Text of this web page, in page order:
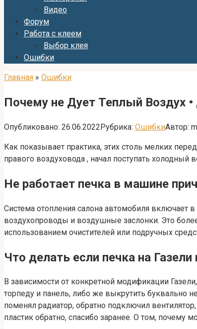
Видео
Форум
Работа с клеем
Выбор клея
Ошибки
Главная » Ошибки
Почему не Дует Теплый Воздух
Опубликовано: 26.06.2022Рубрика: ОшибкиАвтор:
Как показывает практика, этих столь мелких
правого воздуховода , начал поступать холодный
Не работает печка в машине
Система отопления салона автомобиля включает
воздухопроводы и воздушные заслонки. Это
использованием очистителей или подручных
Что делать если печка на Газели
В зависимости от конкретной модификации
торпеду и панель, либо же выкрутить буквально
поменял радиатор, обратно подключил
пластик обратно, спасибо заранее. О том, почему